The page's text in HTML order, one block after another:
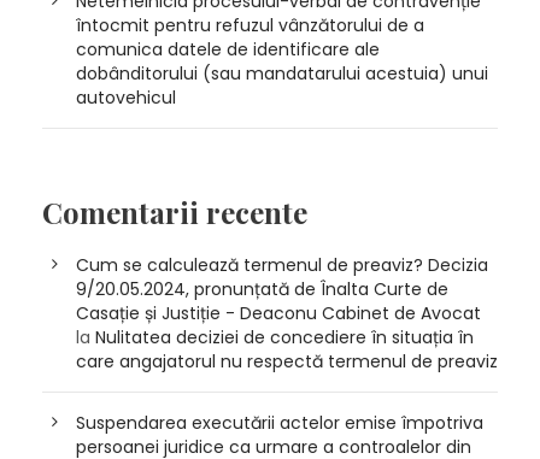
întocmit pentru refuzul vânzătorului de a
comunica datele de identificare ale
dobânditorului (sau mandatarului acestuia) unui
autovehicul
Comentarii recente
Cum se calculează termenul de preaviz? Decizia
9/20.05.2024, pronunțată de Înalta Curte de
Casație și Justiție - Deaconu Cabinet de Avocat
la Nulitatea deciziei de concediere în situația în
care angajatorul nu respectă termenul de preaviz
Suspendarea executării actelor emise împotriva
persoanei juridice ca urmare a controalelor din